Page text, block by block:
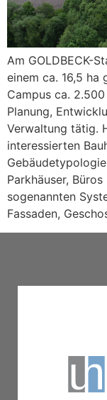
Am GOLDBECK-
einem ca. 16,5 ha
Campus ca.
Planung,
Verwaltung tätig.
interessierten
Parkhäuser,
sogenannten
Fassaden,